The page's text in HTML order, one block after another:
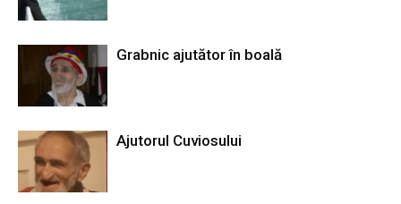
Grabnic ajutător în boală
Ajutorul Cuviosului